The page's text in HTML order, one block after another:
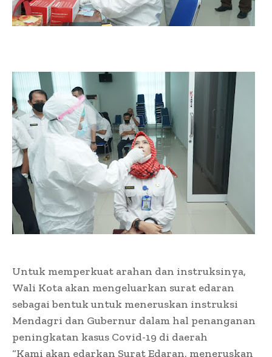
Untuk memperkuat arahan dan instruksinya,
Wali Kota akan mengeluarkan surat edaran
sebagai bentuk untuk meneruskan instruksi
Mendagri dan Gubernur dalam hal penanganan
peningkatan kasus Covid-19 di daerah
“Kami akan edarkan Surat Edaran, meneruskan